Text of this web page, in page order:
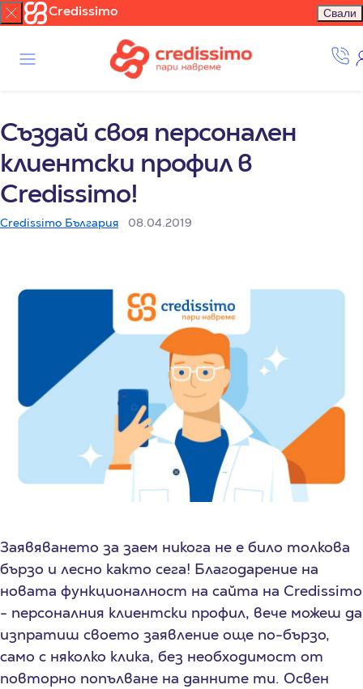
Credissimo Свали
Създай своя персонален
клиентски профил в
Credissimo!
Credissimo България 08.04.2019
Заявяването за заем никога не е било толкова
бързо и лесно както сега! Благодарение на
новата функционалност на сайта нa Credissimo
- персоналния клиентски профил, вече можеш да
изпратиш своето заявление още по-бързо,
само с няколко клика, без необходимост от
повторно попълване на данните ти. Освен